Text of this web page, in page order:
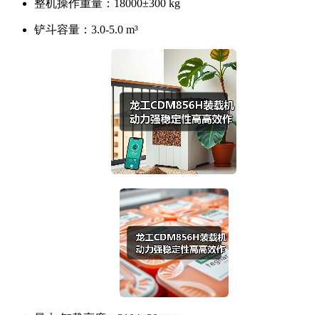
整机操作重量： 18000±300 kg
铲斗容量： 3.0-5.0 m³